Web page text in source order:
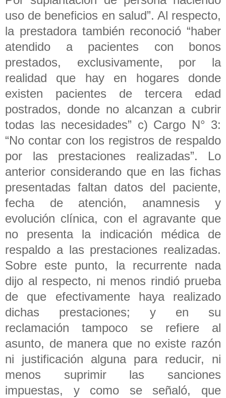
uso de beneficios en salud”. Al respecto,
la prestadora también reconoció “haber
atendido a pacientes con bonos
prestados, exclusivamente, por la
realidad que hay en hogares donde
existen pacientes de tercera edad
postrados, donde no alcanzan a cubrir
todas las necesidades” c) Cargo N° 3:
“No contar con los registros de respaldo
por las prestaciones realizadas”. Lo
anterior considerando que en las fichas
presentadas faltan datos del paciente,
fecha de atención, anamnesis y
evolución clínica, con el agravante que
no presenta la indicación médica de
respaldo a las prestaciones realizadas.
Sobre este punto, la recurrente nada
dijo al respecto, ni menos rindió prueba
de que efectivamente haya realizado
dichas prestaciones; y en su
reclamación tampoco se refiere al
asunto, de manera que no existe razón
ni justificación alguna para reducir, ni
menos suprimir las sanciones
impuestas, y como se señaló, que